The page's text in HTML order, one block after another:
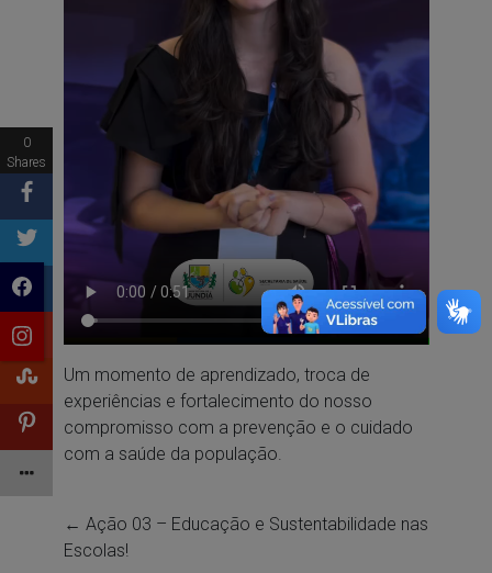
Um momento de aprendizado, troca de
experiências e fortalecimento do nosso
compromisso com a prevenção e o cuidado
com a saúde da população.
← Ação 03 – Educação e Sustentabilidade nas
Escolas!
0
Shares